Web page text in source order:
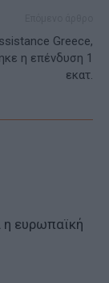
Greece,
η επένδυση 1
εκατ.
η ευρωπαϊκή